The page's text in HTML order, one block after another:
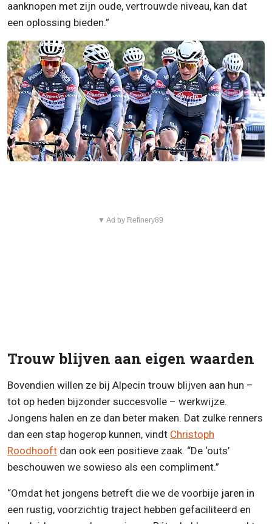
aanknopen met zijn oude, vertrouwde niveau, kan dat
een oplossing bieden.”
▼ Ad by Refinery89
Trouw blijven aan eigen waarden
Bovendien willen ze bij Alpecin trouw blijven aan hun –
tot op heden bijzonder succesvolle – werkwijze.
Jongens halen en ze dan beter maken. Dat zulke renners
dan een stap hogerop kunnen, vindt Christoph
Roodhooft dan ook een positieve zaak. “De ‘outs’
beschouwen we sowieso als een compliment.”
“Omdat het jongens betreft die we de voorbije jaren in
een rustig, voorzichtig traject hebben gefaciliteerd en